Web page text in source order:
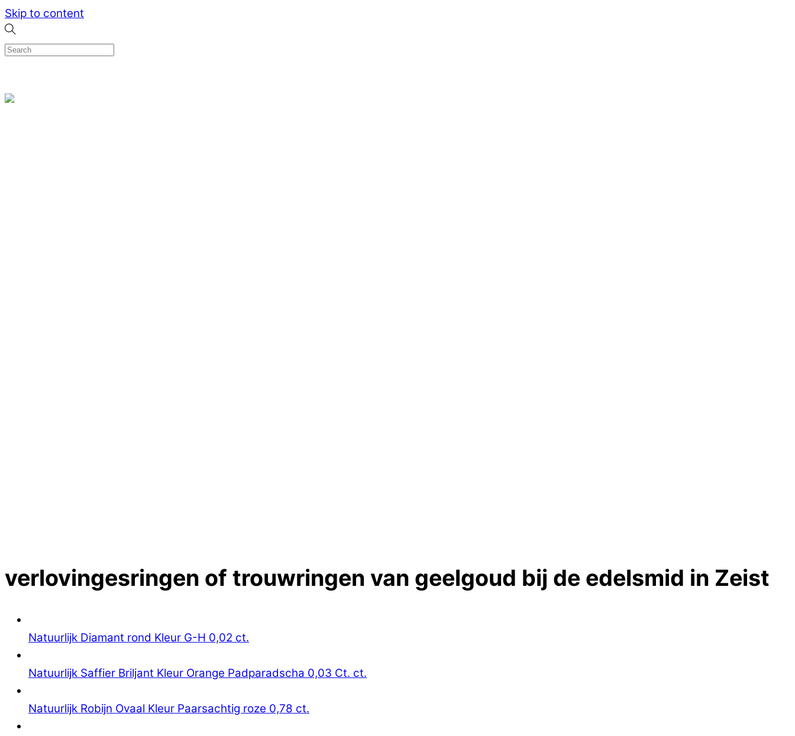
Skip to content
verlovingesringen of trouwringen van geelgoud bij de edelsmid in Zeist
Natuurlijk Diamant rond Kleur G-H 0,02 ct.
Natuurlijk Saffier Briljant Kleur Orange Padparadscha 0,03 Ct. ct.
Natuurlijk Robijn Ovaal Kleur Paarsachtig roze 0,78 ct.